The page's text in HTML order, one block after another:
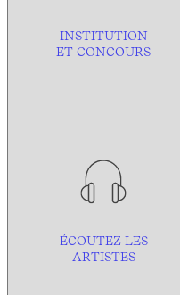
INSTITUTION
ET CONCOURS
ÉCOUTEZ LES
ARTISTES